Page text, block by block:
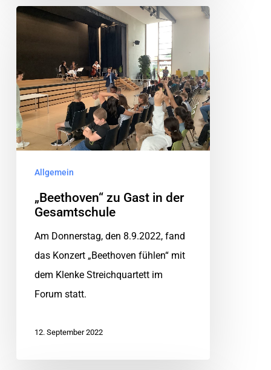
Allgemein
„Beethoven“ zu Gast in der
Gesamtschule
Am Donnerstag, den 8.9.2022, fand
das Konzert „Beethoven fühlen“ mit
dem Klenke Streichquartett im
Forum statt.
12. September 2022